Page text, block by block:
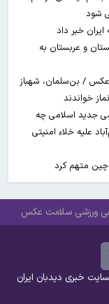
شود
خبر داد
و عربستان به
عکس / بن‌سلمان، شهباز
خواندند
جدید اسلامی چه
علیه خلاء امنیتی
چین متهم کرد
ورزشی سلامت عکس
خبری دیدبان ایران